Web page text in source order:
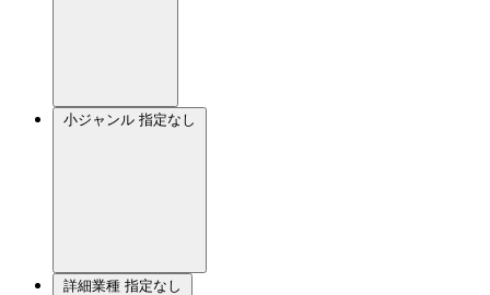
小ジャンル 指定なし
詳細業種 指定なし